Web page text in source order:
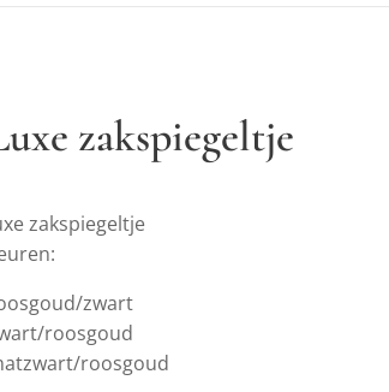
zakspiegeltje
zakspiegeltje
zwart
roosgoud
roosgoud